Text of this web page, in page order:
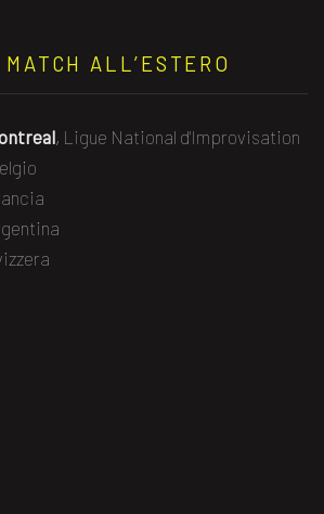
ALL’ESTERO
, Ligue National d'Improvisation